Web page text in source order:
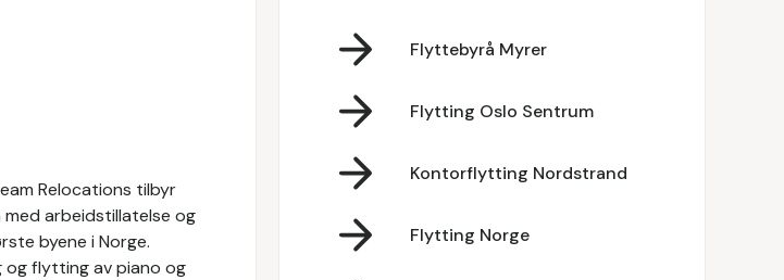
Relocations tilbyr
arbeidstillatelse og
byene i Norge.
og flytting av piano og
Flyttebyrå Myrer
Flytting Oslo Sentrum
Kontorflytting Nordstrand
Flytting Norge